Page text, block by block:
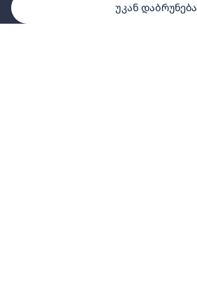
უკან დაბრუნება